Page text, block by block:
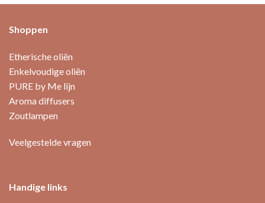
Shoppen
Etherische oliën
Enkelvoudige oliën
PURE by Me lijn
Aroma diffusers
Zoutlampen
Veelgestelde vragen
Handige links